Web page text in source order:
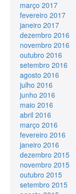
março 2017
fevereiro 2017
janeiro 2017
dezembro 2016
novembro 2016
outubro 2016
setembro 2016
agosto 2016
julho 2016
junho 2016
maio 2016
abril 2016
março 2016
fevereiro 2016
janeiro 2016
dezembro 2015
novembro 2015
outubro 2015
setembro 2015